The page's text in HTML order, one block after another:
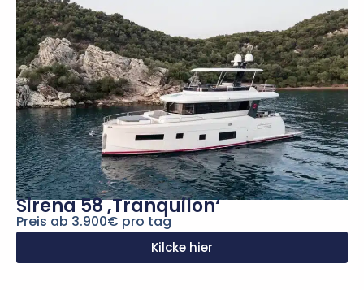
Sirena 58 ‚Tranquilon‘
Preis ab 3.900€ pro tag
Kilcke hier